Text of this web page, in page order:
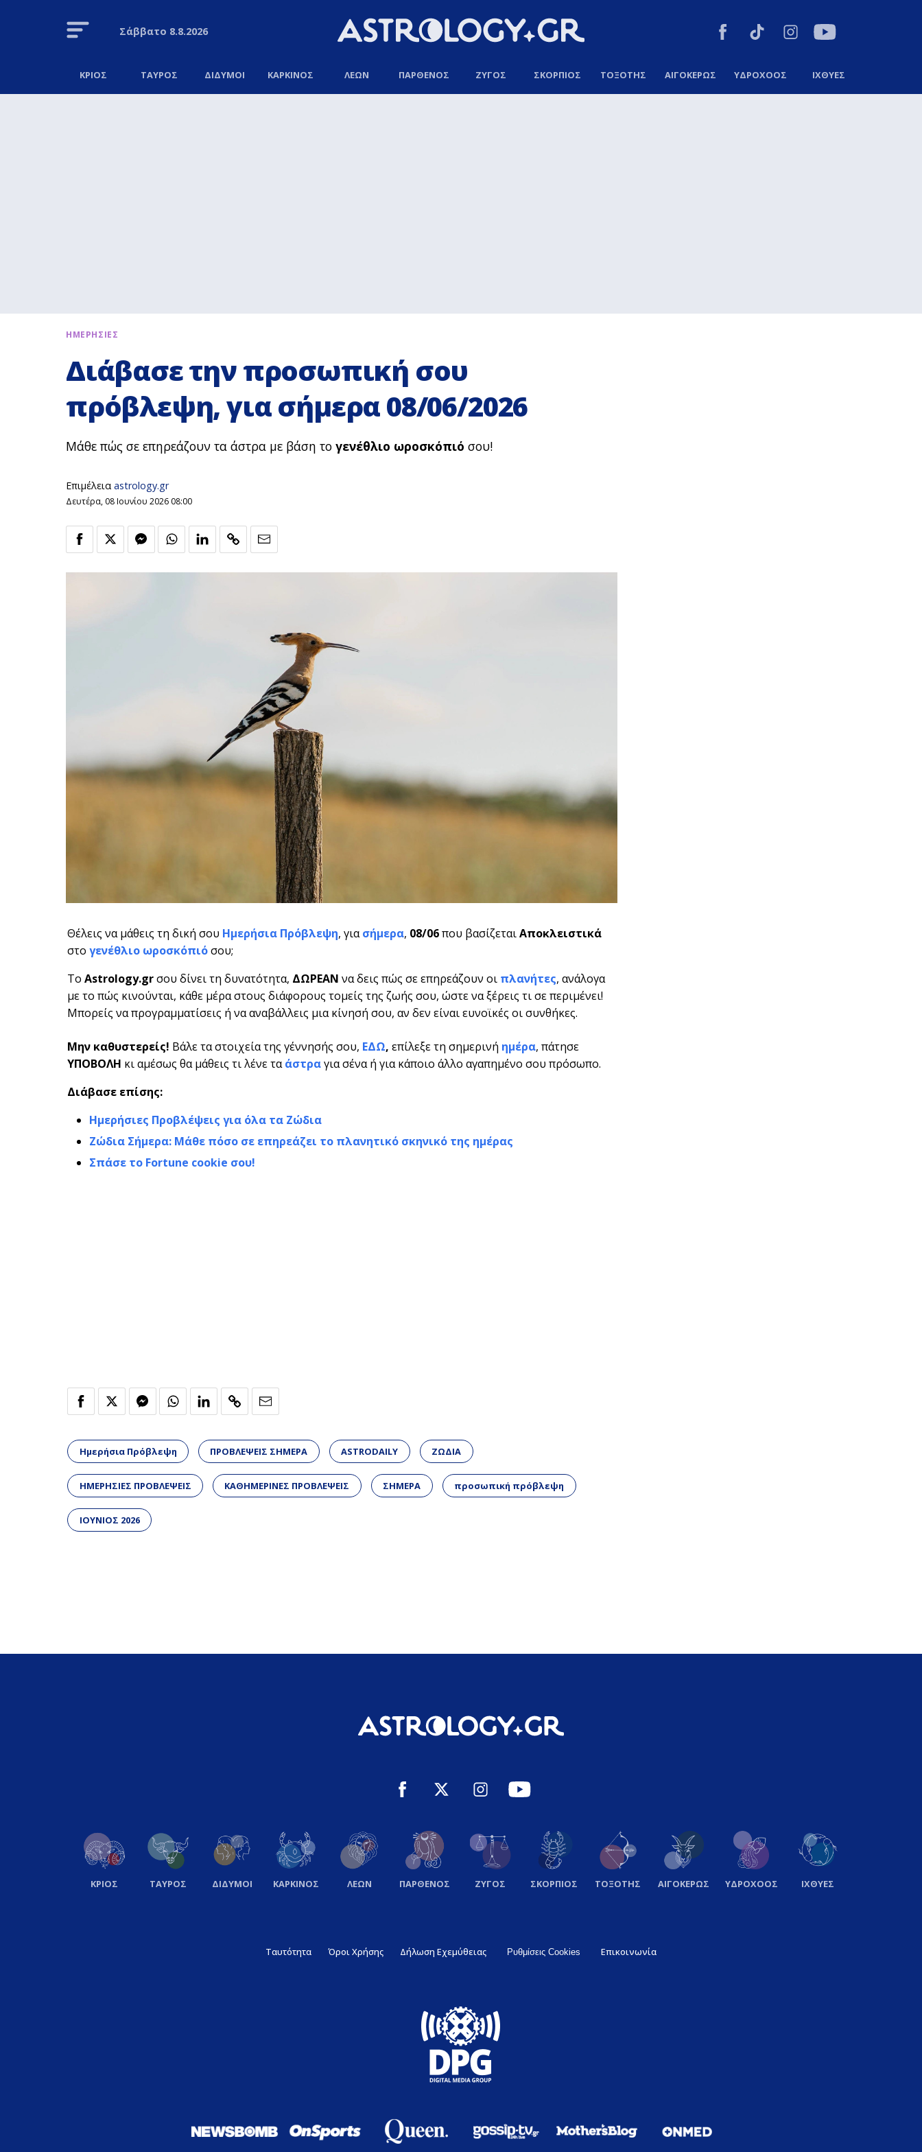
Σάββατο 8.8.2026
ΚΡΙΟΣ ΤΑΥΡΟΣ ΔΙΔΥΜΟΙ ΚΑΡΚΙΝΟΣ ΛΕΩΝ ΠΑΡΘΕΝΟΣ ΖΥΓΟΣ ΣΚΟΡΠΙΟΣ ΤΟΞΟΤΗΣ ΑΙΓΟΚΕΡΩΣ ΥΔΡΟΧΟΟΣ ΙΧΘΥΕΣ
ΗΜΕΡΗΣΙΕΣ
Διάβασε την προσωπική σου
πρόβλεψη, για σήμερα 08/06/2026
Μάθε πώς σε επηρεάζουν τα άστρα με βάση το γενέθλιο ωροσκόπιό σου!
Επιμέλεια astrology.gr
Δευτέρα, 08 Ιουνίου 2026 08:00
Θέλεις να μάθεις τη δική σου Ημερήσια Πρόβλεψη, γιασήμερα, 08/06που βασίζεταιΑποκλειστικά
στο γενέθλιο ωροσκόπιόσου;
Το Astrology.grσου δίνει τη δυνατότητα, ΔΩΡΕΑΝ να δεις πώς σε επηρεάζουν οι πλανήτες, ανάλογα
με το πώς κινούνται, κάθε μέρα στους διάφορους τομείς της ζωής σου, ώστε να ξέρεις τι σε περιμένει!
Μπορείς να προγραμματίσεις ή να αναβάλλεις μια κίνησή σου, αν δεν είναι ευνοϊκές οι συνθήκες.
Μην καθυστερείς! Βάλε τα στοιχεία της γέννησής σου, ΕΔΩ, επίλεξε τη σημερινή ημέρα, πάτησε
ΥΠΟΒΟΛΗ κι αμέσως θα μάθεις τι λένε ταάστραγια σένα ή για κάποιο άλλο αγαπημένο σου πρόσωπο.
Διάβασε επίσης:
Ημερήσιες Προβλέψεις για όλα τα Ζώδια
Ζώδια Σήμερα: Μάθε πόσο σε επηρεάζει το πλανητικό σκηνικό της ημέρας
Σπάσε το Fortune cookie σου!
Ημερήσια Πρόβλεψη ΠΡΟΒΛΕΨΕΙΣ ΣΗΜΕΡΑ ASTRODAILY ΖΩΔΙΑ
ΗΜΕΡΗΣΙΕΣ ΠΡΟΒΛΕΨΕΙΣ ΚΑΘΗΜΕΡΙΝΕΣ ΠΡΟΒΛΕΨΕΙΣ ΣΗΜΕΡΑ προσωπική πρόβλεψη
ΙΟΥΝΙΟΣ 2026
ΚΡΙΟΣ ΤΑΥΡΟΣ ΔΙΔΥΜΟΙ ΚΑΡΚΙΝΟΣ ΛΕΩΝ ΠΑΡΘΕΝΟΣ ΖΥΓΟΣ ΣΚΟΡΠΙΟΣ ΤΟΞΟΤΗΣ ΑΙΓΟΚΕΡΩΣ ΥΔΡΟΧΟΟΣ ΙΧΘΥΕΣ
Ταυτότητα Όροι Χρήσης Δήλωση Εχεμύθειας Ρυθμίσεις Cookies Επικοινωνία